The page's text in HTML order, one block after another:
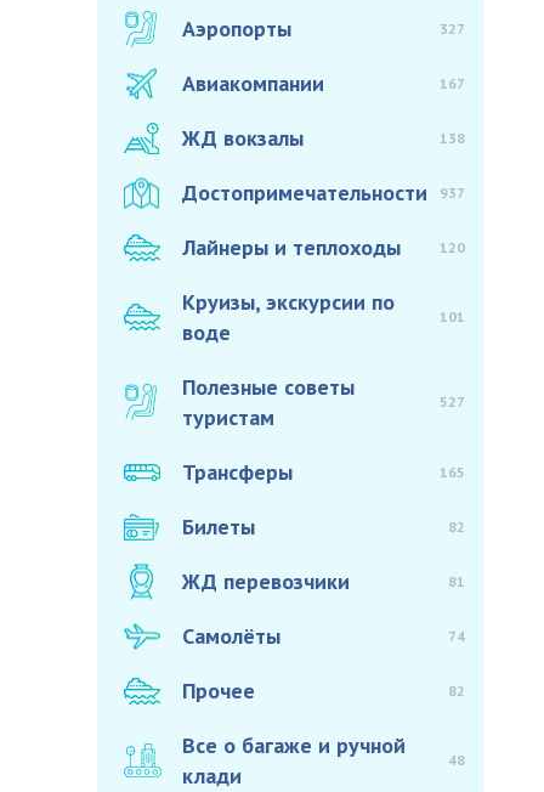
Аэропорты 327
Авиакомпании 167
ЖД вокзалы 138
Достопримечательности 937
Лайнеры и теплоходы 120
Круизы, экскурсии по
воде
101
Полезные советы
туристам
527
Трансферы 165
Билеты 82
ЖД перевозчики 81
Самолёты 74
Прочее 82
Все о багаже и ручной
клади
48